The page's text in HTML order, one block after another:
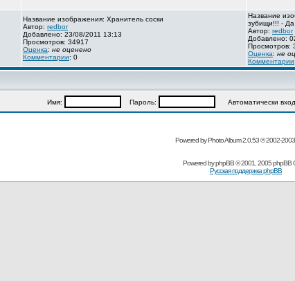
Название изображения: Хранитель соски
Автор: redbor
Добавлено: 23/08/2011 13:13
Просмотров: 34917
Оценка: не оценено
Комментарии: 0
Название
зубищи!!! - Да
Автор: redbor
Добавлено:
Просмотров:
Оценка: не
Комментарии
Имя: Пароль: Автоматически
Powered by Photo Album 2.0.53 © 2002-2003
Powered byphpBB© 2001, 2005 phpBB
Русская поддержка phpBB